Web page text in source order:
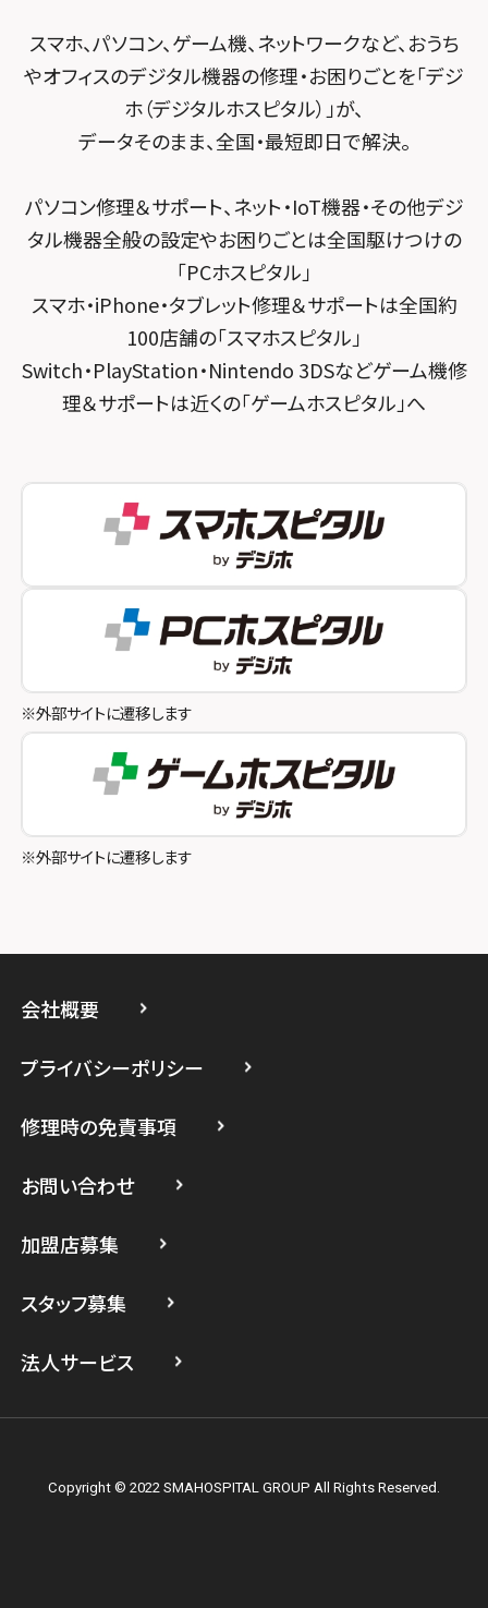
スマホスピタル テルル宮野木
スマホスピタル千葉
スマホスピタル 大森
スマホスピタル練馬
スマホスピタル 神田
スマホスピタル三軒茶屋
スマホスピタル秋葉原
スマホスピタル 自由が丘
スマホスピタルオリナス錦糸町
スマホスピタル テルル成増
スマホスピタル池袋
スマホスピタル八王子
スマホスピタル町田
スマホスピタル吉祥寺
スマホスピタル立川
スマホスピタル たまプラーザ駅前
スマホスピタル 登戸・向ヶ丘遊園
スマホスピタル 武蔵小杉
スマホスピタル テルル上大岡
スマホスピタル堺
スマホスピタル 堺出張所
スマホスピタル京都河原町
スマホスピタル宇治槙島
スマホスピタル烏丸
スマホスピタル 京都宇治
スマホスピタル 福知山
スマホスピタル神戸三宮
スマホスピタル by デジホ 姫路キャスパ
スマホスピタル伊丹
スマホスピタル奈良生駒
スマホスピタル和歌山
スマホ、パソコン、ゲーム機、ネットワークなど、おうち
やオフィスのデジタル機器の修理・お困りごとを「デジ
ホ（デジタルホスピタル）」が、
データそのまま、全国・最短即日で解決。
パソコン修理＆サポート、ネット・IoT機器・その他デジ
タル機器全般の設定やお困りごとは全国駆けつけの
「PCホスピタル」
スマホ・iPhone・タブレット修理＆サポートは全国約
100店舗の「スマホスピタル」
Switch・PlayStation・Nintendo 3DSなどゲーム機修
理＆サポートは近くの「ゲームホスピタル」へ
※外部サイトに遷移します
※外部サイトに遷移します
会社概要
プライバシーポリシー
修理時の免責事項
お問い合わせ
加盟店募集
スタッフ募集
法人サービス
Copyright © 2022 SMAHOSPITAL GROUP All Rights Reserved.